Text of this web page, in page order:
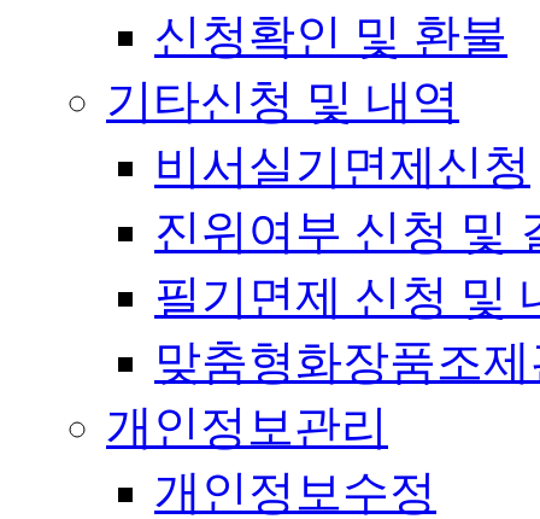
신청확인 및 환불
기타신청 및 내역
비서실기면제신청
진위여부 신청 및
필기면제 신청 및
맞춤형화장품조
개인정보관리
개인정보수정